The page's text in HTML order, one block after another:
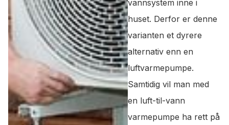
vannsystem inne i
huset. Derfor er denne
varianten et dyrere
alternativ enn en
luftvarmepumpe.
Samtidig vil man med
en luft-til-vann
varmepumpe ha rett på